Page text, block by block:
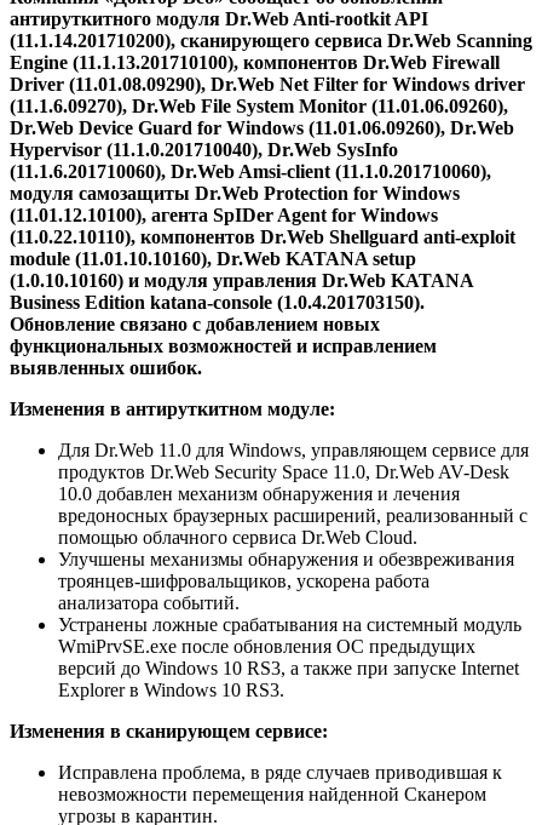
антируткитного модуля Dr.Web Anti-rootkit API
(11.1.14.201710200), сканирующего сервиса Dr.Web Scanning
Engine (11.1.13.201710100), компонентов Dr.Web Firewall
Driver (11.01.08.09290), Dr.Web Net Filter for Windows driver
(11.1.6.09270), Dr.Web File System Monitor (11.01.06.09260),
Dr.Web Device Guard for Windows (11.01.06.09260), Dr.Web
Hypervisor (11.1.0.201710040), Dr.Web SysInfo
(11.1.6.201710060), Dr.Web Amsi-client (11.1.0.201710060),
модуля самозащиты Dr.Web Protection for Windows
(11.01.12.10100), агента SpIDer Agent for Windows
(11.0.22.10110), компонентов Dr.Web Shellguard anti-exploit
module (11.01.10.10160), Dr.Web KATANA setup
(1.0.10.10160) и модуля управления Dr.Web KATANA
Business Edition katana-console (1.0.4.201703150).
Обновление связано с добавлением новых
функциональных возможностей и исправлением
выявленных ошибок.
Изменения в антируткитном модуле:
Для Dr.Web 11.0 для Windows, управляющем сервисе для
продуктов Dr.Web Security Space 11.0, Dr.Web AV-Desk
10.0 добавлен механизм обнаружения и лечения
вредоносных браузерных расширений, реализованный с
помощью облачного сервиса Dr.Web Cloud.
Улучшены механизмы обнаружения и обезвреживания
троянцев-шифровальщиков, ускорена работа
анализатора событий.
Устранены ложные срабатывания на системный модуль
WmiPrvSE.exe после обновления ОС предыдущих
версий до Windows 10 RS3, а также при запуске Internet
Explorer в Windows 10 RS3.
Изменения в сканирующем сервисе:
Исправлена проблема, в ряде случаев приводившая к
невозможности перемещения найденной Сканером
угрозы в карантин.